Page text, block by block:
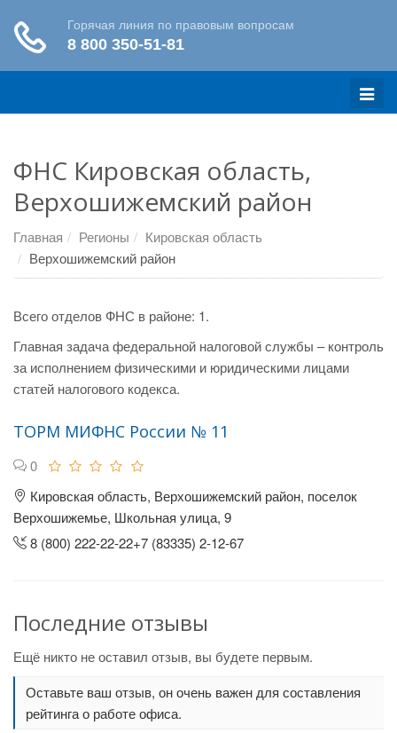
Меню
ФНС Кировская область,
Верхошижемский район
Главная Регионы
Кировская область
Верхошижемский район
Всего отделов ФНС в районе: 1.
Главная задача федеральной налоговой службы – контроль
за исполнением физическими и юридическими лицами
статей налогового кодекса.
ТОРМ МИФНС России № 11
0
Кировская область, Верхошижемский район, поселок
Верхошижемье, Школьная улица, 9
8 (800) 222-22-22+7 (83335) 2-12-67
Последние отзывы
Ещё никто не оставил отзыв, вы будете первым.
Оставьте ваш отзыв, он очень важен для составления
рейтинга о работе офиса.